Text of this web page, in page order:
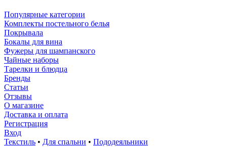
Популярные категории
Комплекты постельного белья
Покрывала
Бокалы для вина
Фужеры для шампанского
Чайные наборы
Тарелки и блюдца
Бренды
Статьи
Отзывы
О магазине
Доставка и оплата
Регистрация
Вход
Текстиль • Для спальни • Пододеяльники